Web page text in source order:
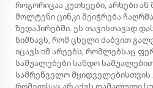
როგორიცაა კუთხეები, არხები
მოლტენი ცინკი შეიჭრება
ზედაპირებში. ეს თავისთავად
ნიშნავს, რომ ცხელი ძაბვით
იცავს იმ არეებს, რომლებსაც
საშუალებები სანდო
სამრეწველო მყიდველებისთვის